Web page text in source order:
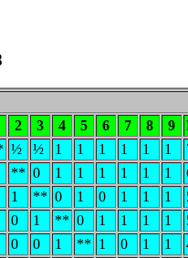
2 3 4 5 6 7 8 9
½ ½ 1 1 1 1 1 1
** 0 1 1 1 1 1 1
1 ** 0 1 0 1 1 1
0 1 ** 0 1 1 1 1
0 0 1 ** 1 0 1 1